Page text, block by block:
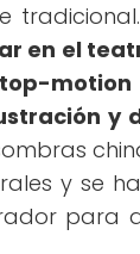
tradicional.
en el
y
y se
para